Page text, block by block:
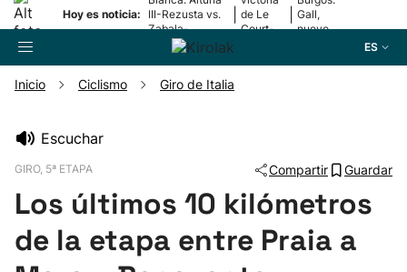
Hoy es noticia:
III-Rezusta vs.
Zabala-
Zabaleta
de Le
Court-
Gall,
nuevo
ES
Fútbol
Pelota
Inicio Ciclismo Giro de Italia
Escuchar
GIRO, 5ª ETAPA Compartir Guardar
Los últimos 10 kilómetros
de la etapa entre Praia a